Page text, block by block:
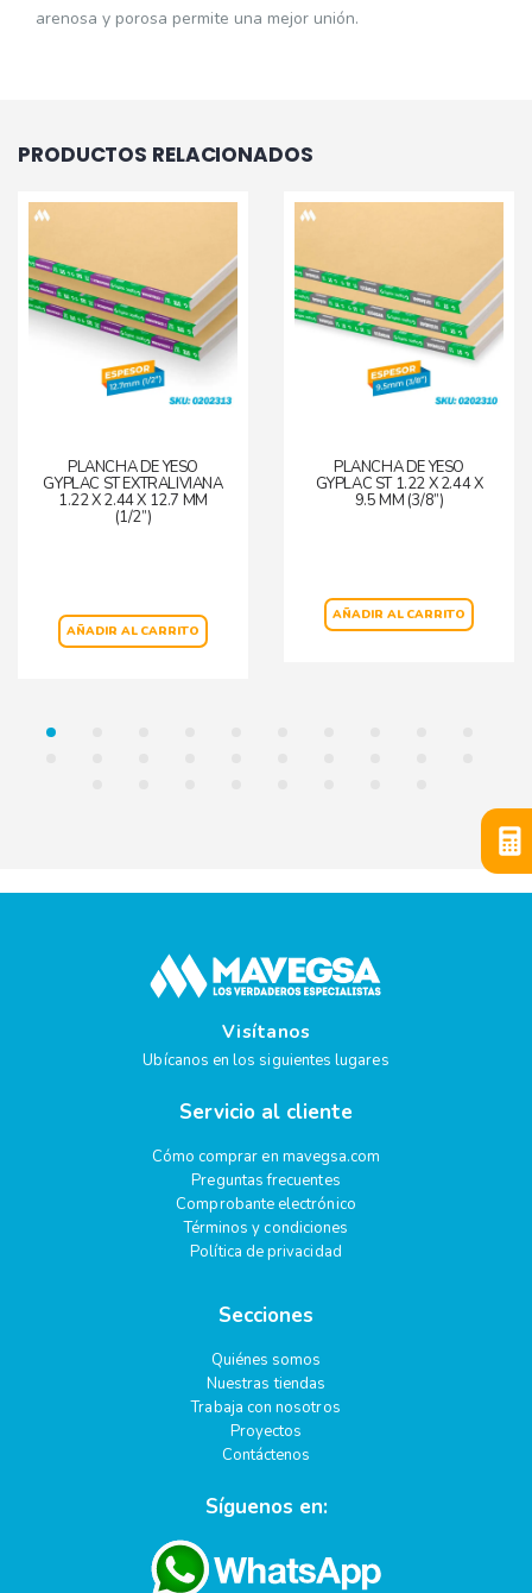
arenosa y porosa permite una mejor unión.
PRODUCTOS RELACIONADOS
PLANCHA DE YESO
GYPLAC ST EXTRALIVIANA
1.22 X 2.44 X 12.7 MM
(1/2”)
AÑADIR AL CARRITO
PLANCHA DE YESO
GYPLAC ST 1.22 X 2.44 X
9.5 MM (3/8”)
AÑADIR AL CARRITO
Visítanos
Ubícanos en los siguientes lugares
Servicio al cliente
Cómo comprar en mavegsa.com
Preguntas frecuentes
Comprobante electrónico
Términos y condiciones
Política de privacidad
Secciones
Quiénes somos
Nuestras tiendas
Trabaja con nosotros
Proyectos
Contáctenos
Síguenos en: